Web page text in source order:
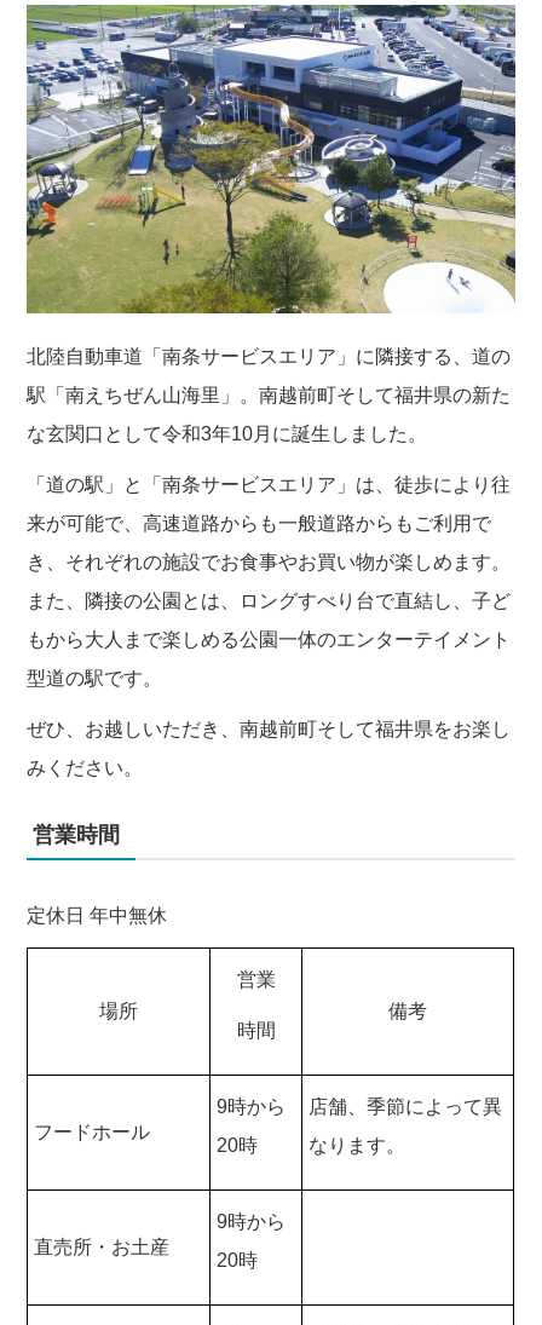
北陸自動車道「南条サービスエリア」に隣接する、道の
駅「南えちぜん山海里」。南越前町そして福井県の新た
な玄関口として令和3年10月に誕生しました。
「道の駅」と「南条サービスエリア」は、徒歩により往
来が可能で、高速道路からも一般道路からもご利用で
き、それぞれの施設でお食事やお買い物が楽しめます。
また、隣接の公園とは、ロングすべり台で直結し、子ど
もから大人まで楽しめる公園一体のエンターテイメント
型道の駅です。
ぜひ、お越しいただき、南越前町そして福井県をお楽し
みください。
営業時間
定休日 年中無休
場所
営業
時間
備考
フードホール
9時から
20時
店舗、季節によって異
なります。
直売所・お土産
9時から
20時